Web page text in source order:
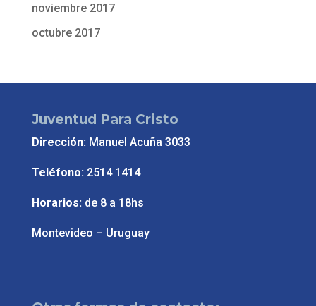
noviembre 2017
octubre 2017
Juventud Para Cristo
Dirección: Manuel Acuña 3033
Teléfono:2514 1414
Horarios:de 8 a 18hs
Montevideo – Uruguay